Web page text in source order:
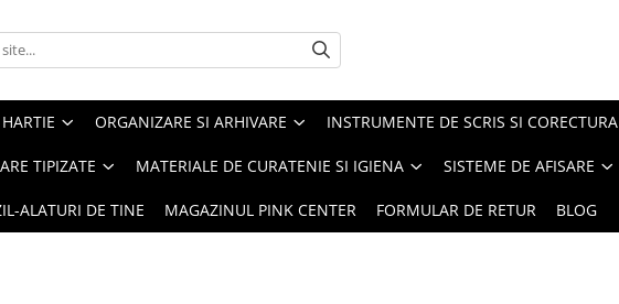
ORGANIZARE SI ARHIVARE INSTRUMENTE DE SCRIS SI CORECTURA
TIPIZATE MATERIALE DE CURATENIE SI IGIENA SISTEME DE AFISARE
ALATURI DE TINE MAGAZINUL PINK CENTER FORMULAR DE RETUR BLOG